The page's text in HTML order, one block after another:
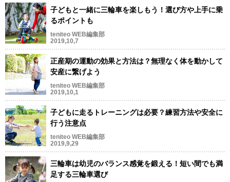
子どもと一緒に三輪車を楽しもう！選び方や上手に乗
るポイントも
teniteo WEB編集部
2019,10,7
正産期の運動の効果と方法は？無理なく体を動かして
安産に繋げよう
teniteo WEB編集部
2019,10,1
子どもに走るトレーニングは必要？練習方法や安全に
行う注意点
teniteo WEB編集部
2019,9,29
三輪車は幼児のバランス感覚を鍛える！短い間でも満
足する三輪車選び